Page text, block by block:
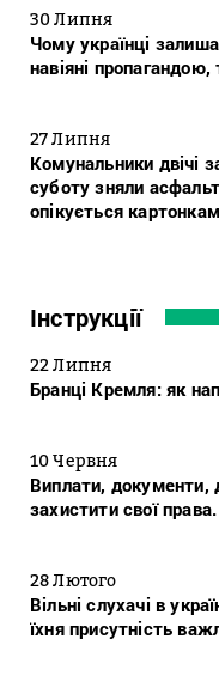
30 Липня
Чому українці
навіяні
27 Липня
Комунальники двічі
суботу зняли
опікується
Інструкції
22 Липня
Бранці Кремля: як
10 Червня
Виплати, документи,
захистити свої
28 Лютого
Вільні слухачі в
їхня присутність